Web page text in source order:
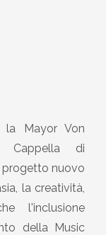
la Mayor Von
Cappella di
progetto nuovo
la creatività,
l'inclusione
della Music